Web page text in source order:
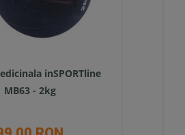
inSPORTline
MB63 - 2kg